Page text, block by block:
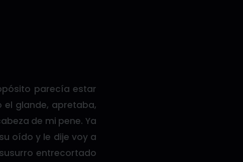
parecía estar
glande, apretaba,
de mi pene. Ya
oído y le dije voy a
entrecortado